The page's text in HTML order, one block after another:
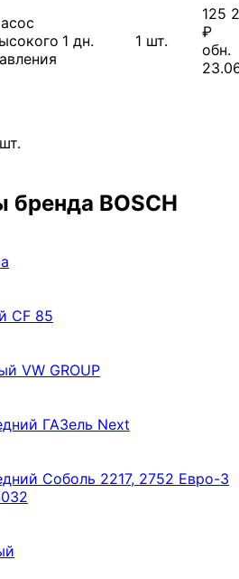
1 дн. 1 шт.
125
₽
обн.
шт.
бренда BOSCH
CF 85
VW GROUP
ГАЗель Next
Соболь 2217, 2752 Евро-3